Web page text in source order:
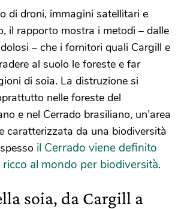
di droni, immagini satellitari e
il rapporto mostra i metodi – dalle
– che i fornitori quali Cargill e
al suolo le foreste e far
di soia. La distruzione si
nelle foreste del
e nel Cerrado brasiliano, un’area
caratterizzata da una biodiversità
il Cerrado viene definito
al mondo per biodiversità.
soia, da Cargill a